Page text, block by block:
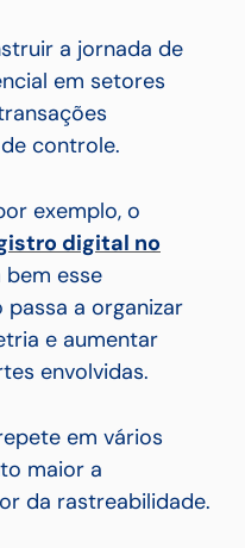
a jornada de
em setores
controle.
exemplo, o
digital no
esse
a organizar
e aumentar
envolvidas.
em vários
maior a
da rastreabilidade.